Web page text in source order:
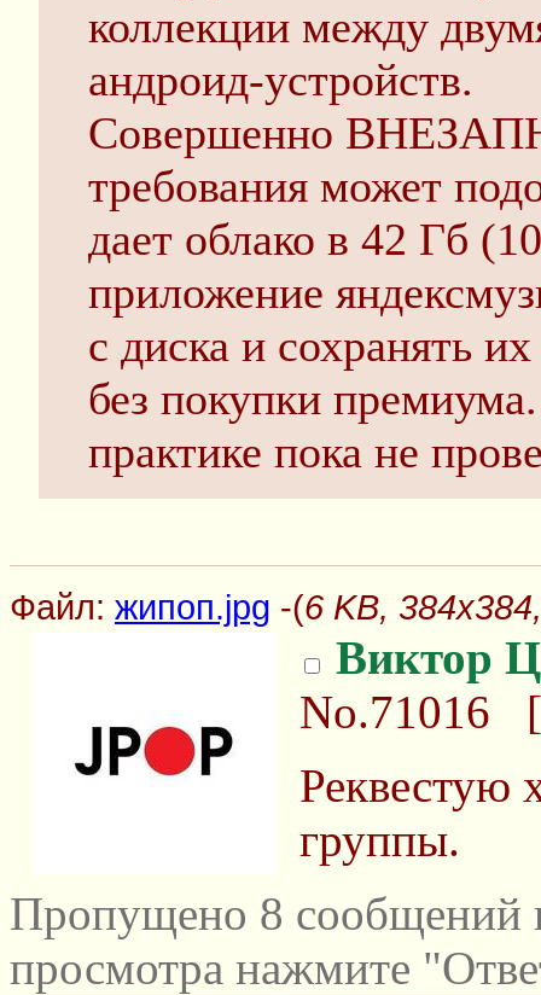
коллекции между
андроид-устройств.
Совершенно
требования может
дает облако в 42 Гб
приложение
с диска и сохранять
без покупки
практике пока не
Файл: жипоп.jpg -(6 KB,
Виктор
No.71016 [
Реквестую
группы.
Пропущено 8 сообщений
просмотра нажмите